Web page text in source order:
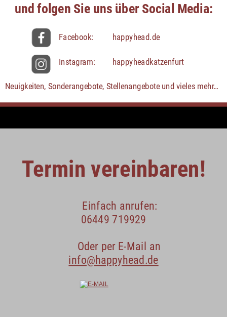
Termin vereinbaren!
Einfach anrufen:
06449 719929
Oder per E-Mail an
info@happyhead.de
und folgen Sie uns über Social Media:
Facebook: happyhead.de
Instagram: happyheadkatzenfurt
Neuigkeiten, Sonderangebote, Stellenangebote und vieles mehr…